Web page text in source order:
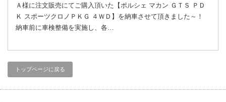
Ａ様に注文販売にてご購入頂いた【ポルシェ マカン ＧＴＳ ＰＤ
Ｋ スポーツクロノＰＫＧ ４ＷＤ】を納車させて頂きました～！
納車前に車検整備を実施し、各…
トップページに戻る